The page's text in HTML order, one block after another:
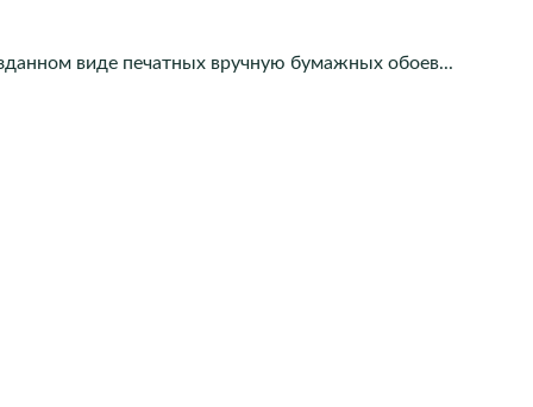
виде печатных вручную бумажных обоев...